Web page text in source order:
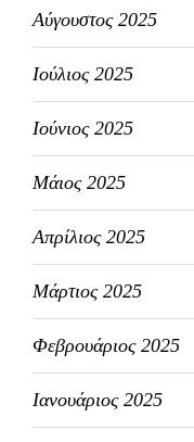
Αύγουστος 2025
Ιούλιος 2025
Ιούνιος 2025
Μάιος 2025
Απρίλιος 2025
Μάρτιος 2025
Φεβρουάριος 2025
Ιανουάριος 2025